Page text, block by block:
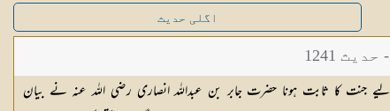
اگلی حدیث
1241
کا ثابت ہونا حضرت جابر بن عبداللہ انصاری رضی اللہ عنہ نے بیان